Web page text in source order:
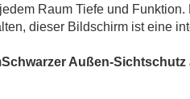
Raum Tiefe und Funktion.
dieser Bildschirm ist eine
Schwarzer Außen-Sichtschutz